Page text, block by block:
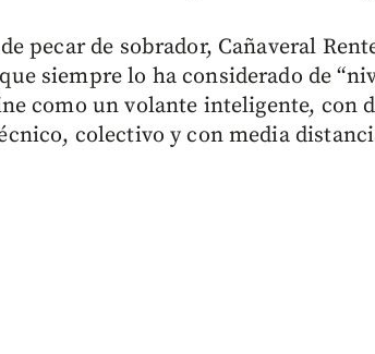
pecar de sobrador, Cañaveral
siempre lo ha considerado de
como un volante inteligente, con
colectivo y con media